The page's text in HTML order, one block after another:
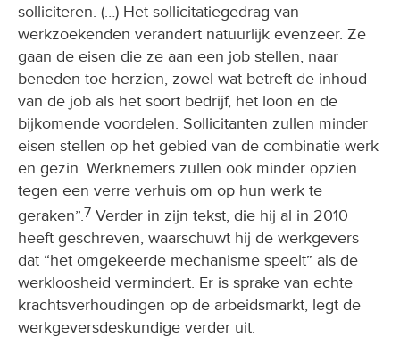
solliciteren. (…) Het sollicitatiegedrag van
werkzoekenden verandert natuurlijk evenzeer. Ze
gaan de eisen die ze aan een job stellen, naar
beneden toe herzien, zowel wat betreft de inhoud
van de job als het soort bedrijf, het loon en de
bijkomende voordelen. Sollicitanten zullen minder
eisen stellen op het gebied van de combinatie werk
en gezin. Werknemers zullen ook minder opzien
tegen een verre verhuis om op hun werk te
geraken”.7 Verder in zijn tekst, die hij al in 2010
heeft geschreven, waarschuwt hij de werkgevers
dat “het omgekeerde mechanisme speelt” als de
werkloosheid vermindert. Er is sprake van echte
krachtsverhoudingen op de arbeidsmarkt, legt de
werkgeversdeskundige verder uit.